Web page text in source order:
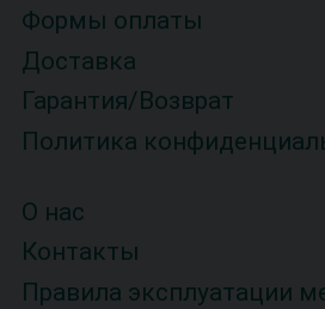
Формы оплаты
Доставка
Гарантия/Возврат
Политика
О нас
Контакты
Правила эксплуатации